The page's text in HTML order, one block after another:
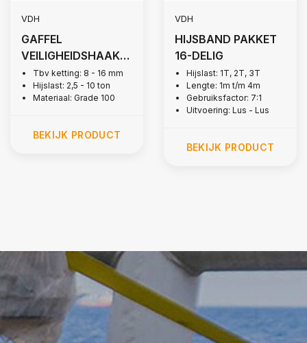
VDH
GAFFEL
VEILIGHEIDSHAAK
MET GRIPLATCH,
GRADE 100
Tbv ketting: 8 - 16 mm
Hijslast: 2,5 - 10 ton
Materiaal: Grade 100
BEKIJK PRODUCT
VDH
HIJSBAND PAKKET
16-DELIG
Hijslast: 1T, 2T, 3T
Lengte: 1m t/m 4m
Gebruiksfactor: 7:1
Uitvoering: Lus - Lus
BEKIJK PRODUCT